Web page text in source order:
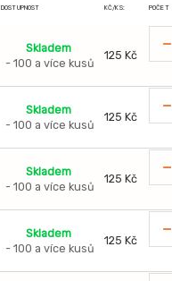
DOSTUPNOST KČ/KS: POČET
Skladem
- 100 a více kusů
125 Kč -
Skladem
- 100 a více kusů
125 Kč -
Skladem
- 100 a více kusů
125 Kč -
Skladem
- 100 a více kusů
125 Kč -